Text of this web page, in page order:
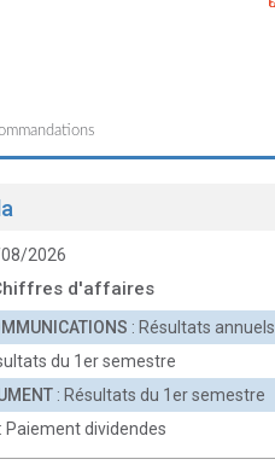
2026
d'affaires
: Résultats annuels
du 1er semestre
: Résultats du 1er semestre
: Paiement dividendes